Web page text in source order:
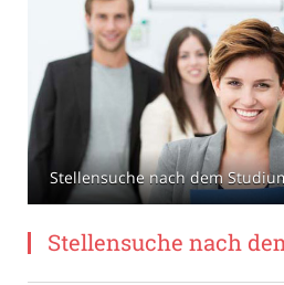
Stellensuche nach dem
Stellensuche nach